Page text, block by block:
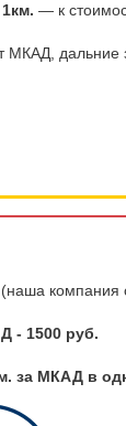
— к
(наша компания
- 1500 руб.
за МКАД в